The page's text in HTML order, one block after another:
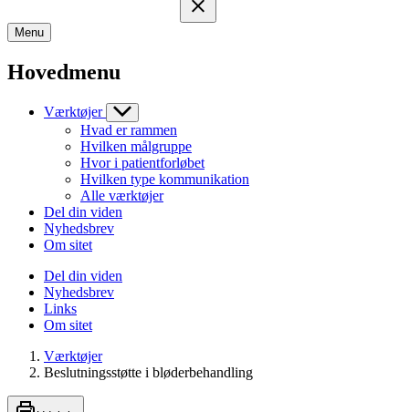
Menu
Hovedmenu
Værktøjer
Hvad er rammen
Hvilken målgruppe
Hvor i patientforløbet
Hvilken type kommunikation
Alle værktøjer
Del din viden
Nyhedsbrev
Om sitet
Del din viden
Nyhedsbrev
Links
Om sitet
Værktøjer
Beslutningsstøtte i bløderbehandling